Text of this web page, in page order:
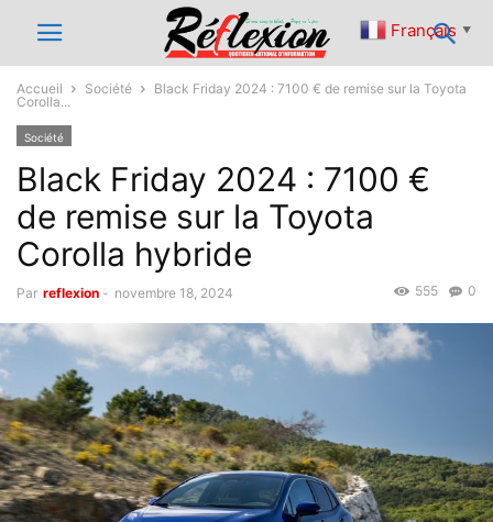
Accueil Société
Black Friday 2024 : 7100 € de remise sur la Toyota
Corolla...
Société
Black Friday 2024 : 7100 €
de remise sur la Toyota
Corolla hybride
Par reflexion - novembre 18, 2024 0
555
Français ▼